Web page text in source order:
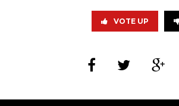
VOTE UP